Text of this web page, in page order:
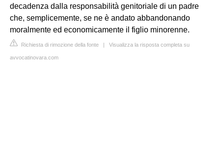
decadenza dalla responsabilità genitoriale di un padre
che, semplicemente, se ne è andato abbandonando
moralmente ed economicamente il figlio minorenne.
Richiesta di rimozione della fonte | Visualizza la risposta completa su
avvocatinovara.com